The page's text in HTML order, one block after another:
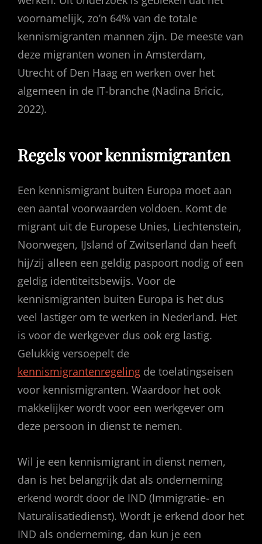
voornamelijk, zo’n 64% van de totale
kennismigranten mannen zijn. De meeste van
deze migranten wonen in Amsterdam,
Utrecht of Den Haag en werken over het
algemeen in de IT-branche (Nadina Bricic,
2022).
Regels voor kennismigranten
Een kennismigrant buiten Europa moet aan
een aantal voorwaarden voldoen. Komt de
migrant uit de Europese Unies, Liechtenstein,
Noorwegen, IJsland of Zwitserland dan heeft
hij/zij alleen een geldig paspoort nodig of een
geldig identiteitsbewijs. Voor de
kennismigranten buiten Europa is het dus
veel lastiger om te werken in Nederland. Het
is voor de werkgever dus ook erg lastig.
Gelukkig versoepelt de
kennismigrantenregeling de toelatingseisen
voor kennismigranten. Waardoor het ook
makkelijker wordt voor een werkgever om
deze persoon in dienst te nemen.
Wil je een kennismigrant in dienst nemen,
dan is het belangrijk dat als onderneming
erkend wordt door de IND (Immigratie- en
Naturalisatiedienst). Wordt je erkend door het
IND als onderneming, dan kun je een